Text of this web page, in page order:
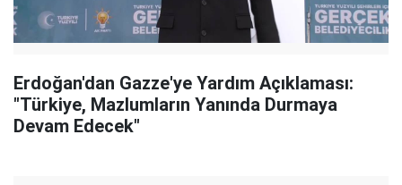
Erdoğan'dan Gazze'ye Yardım Açıklaması:
"Türkiye, Mazlumların Yanında Durmaya
Devam Edecek"